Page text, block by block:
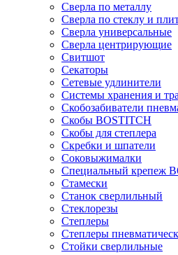
Сверла по металлу
Сверла по стеклу и
Сверла универсальные
Сверла центрирующие
Свитшот
Секаторы
Сетевые удлинители
Системы хранения и
Скобозабиватели
Скобы BOSTITCH
Скобы для степлера
Скребки и шпатели
Соковыжималки
Специальный крепеж
Стамески
Станок сверлильный
Стеклорезы
Степлеры
Степлеры
Стойки сверлильные